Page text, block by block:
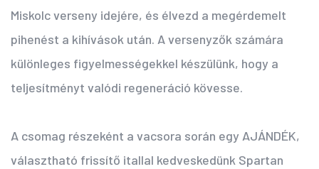
Miskolc verseny idejére, és élvezd a megérdemelt
pihenést a kihívások után. A versenyzők számára
különleges figyelmességekkel készülünk, hogy a
teljesítményt valódi regeneráció kövesse.
A csomag részeként a vacsora során egy AJÁNDÉK,
választható frissítő itallal kedveskedünk Spartan